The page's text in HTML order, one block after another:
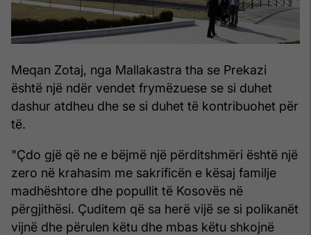
Meqan Zotaj, nga Mallakastra tha se Prekazi
është një ndër vendet frymëzuese se si duhet
dashur atdheu dhe se si duhet të kontribuohet për
të.
"Çdo gjë që ne e bëjmë një përditshmëri është një
zero në krahasim me sakrificën e kësaj familje
madhështore dhe popullit të Kosovës në
përgjithësi. Çuditem që sa herë vijë se si polikanët
vijnë dhe përulen këtu dhe mbas këtu shkojnë